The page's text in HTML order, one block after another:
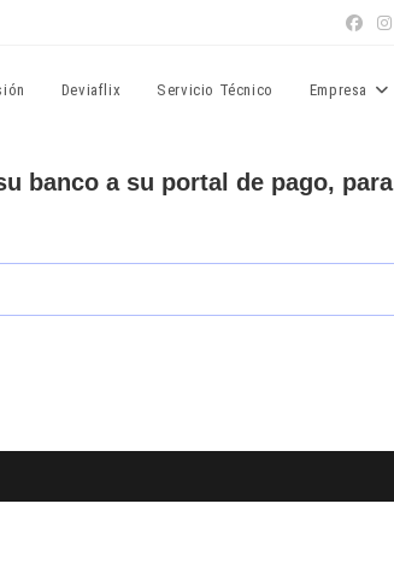
Deviaflix Servicio Técnico Empresa
banco a su portal de pago, para